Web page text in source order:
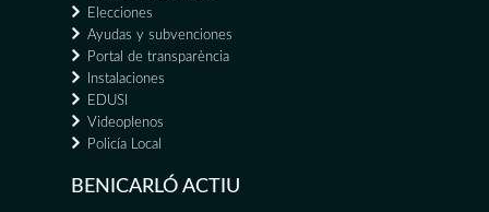
Elecciones
Ayudas y subvenciones
Portal de transparència
Instalaciones
EDUSI
Videoplenos
Policía Local
BENICARLÓ ACTIU